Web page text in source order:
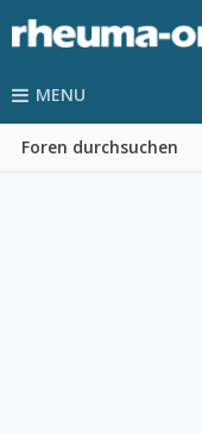
MENU
Foren durchsuchen